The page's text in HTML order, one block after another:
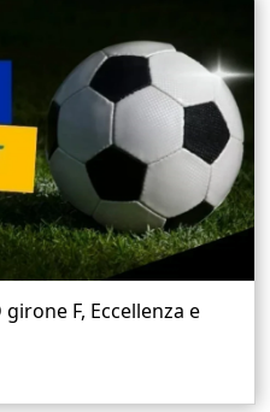
F, Eccellenza e